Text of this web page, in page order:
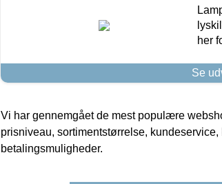
her
Se
Vi har gennemgået de mest populære
prisniveau, sortimentstørrelse,
betalingsmuligheder.